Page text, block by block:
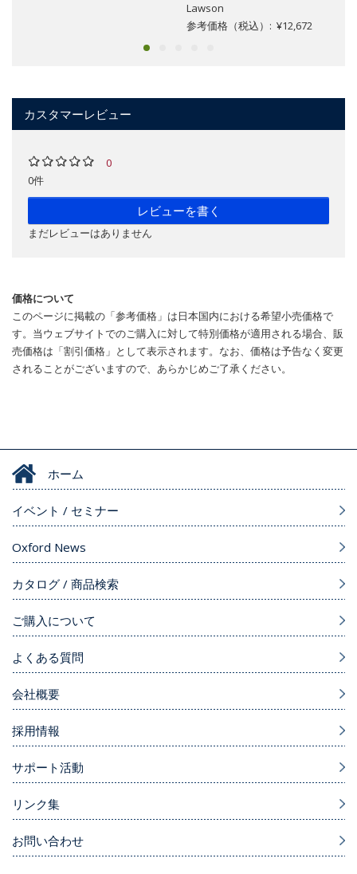
Lawson
参考価格（税込）: ¥12,672
カスタマーレビュー
0
0件
レビューを書く
まだレビューはありません
価格について
このページに掲載の「参考価格」は日本国内における希望小売価格で
す。当ウェブサイトでのご購入に対して特別価格が適用される場合、販
売価格は「割引価格」として表示されます。なお、価格は予告なく変更
されることがございますので、あらかじめご了承ください。
ホーム
イベント / セミナー
Oxford News
カタログ / 商品検索
ご購入について
よくある質問
会社概要
採用情報
サポート活動
リンク集
お問い合わせ